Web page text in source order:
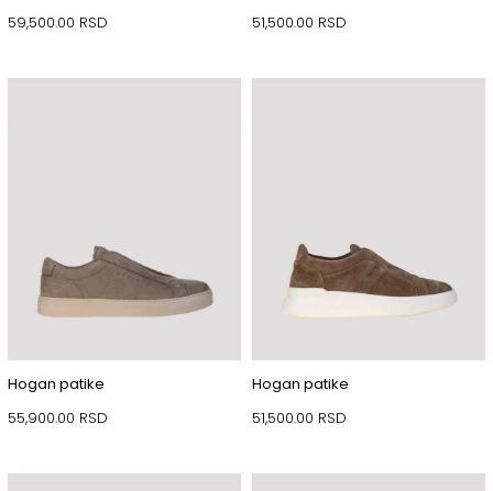
59,500.00 RSD
51,500.00 RSD
Hogan patike
55,900.00 RSD
Hogan patike
51,500.00 RSD